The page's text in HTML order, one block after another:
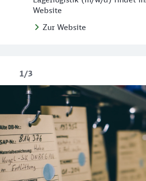
Website
Zur Website
1/3